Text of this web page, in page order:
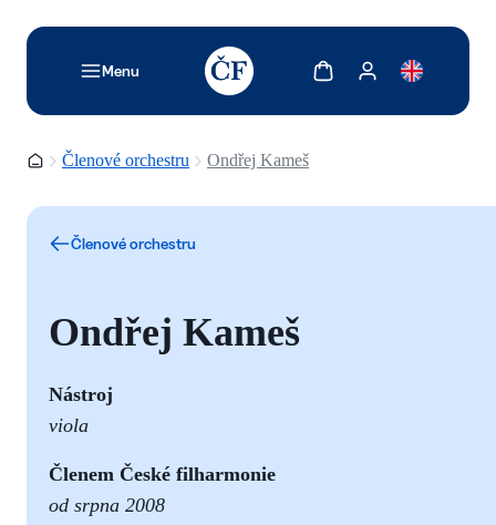
Menu
TODO: Add description for reader
Zobrazit košíkZobrazit můj účet
Domovská stránka
Členové orchestru Ondřej Kameš
Členové orchestru
Ondřej Kameš
Nástroj
viola
Členem České filharmonie
od srpna 2008